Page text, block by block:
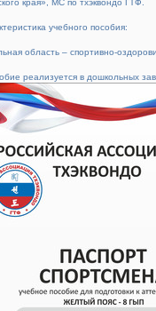
края», МС по тхэквондо ГТФ.
учебного пособия:
область – спортивно-
реализуется в дошкольных